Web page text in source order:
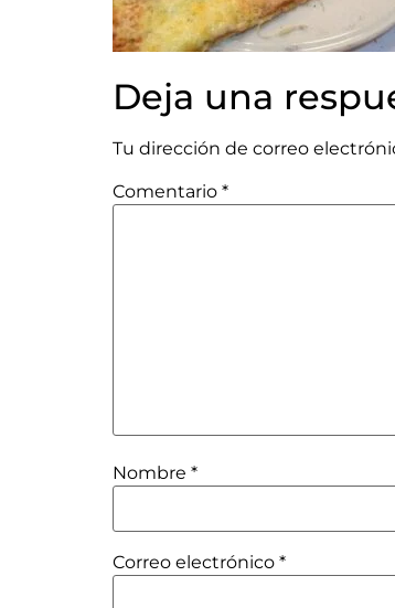
Deja una
Tu dirección de correo
Comentario *
Nombre *
Correo electrónico *